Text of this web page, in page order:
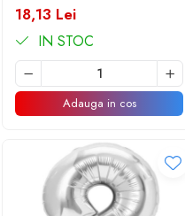
18,13 Lei
IN STOC
Adauga in cos